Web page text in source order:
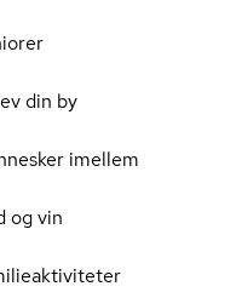
din by
imellem
og vin